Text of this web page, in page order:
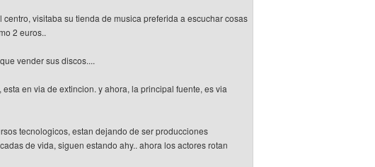
visitaba su tienda de musica preferida a escuchar cosas
2 euros..
vender sus discos....
en via de extincion. y ahora, la principal fuente, es via
tecnologicos, estan dejando de ser producciones
de vida, siguen estando ahy.. ahora los actores rotan